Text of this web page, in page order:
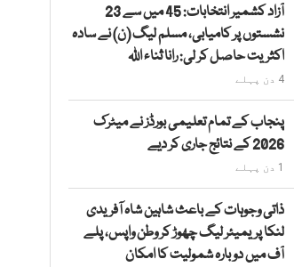
آزاد کشمیر انتخابات: 45 میں سے 23
نشستوں پر کامیابی، مسلم لیگ (ن) نے سادہ
اکثریت حاصل کر لی: رانا ثناء اللہ
4 دن پہلے
پنجاب کے تمام تعلیمی بورڈز نے میٹرک
2026 کے نتائج جاری کر دیے
1 دن پہلے
ذاتی وجوہات کے باعث شاہین شاہ آفریدی
لنکا پریمیئر لیگ چھوڑ کر وطن واپس، پلے
آف میں دوبارہ شمولیت کا امکان